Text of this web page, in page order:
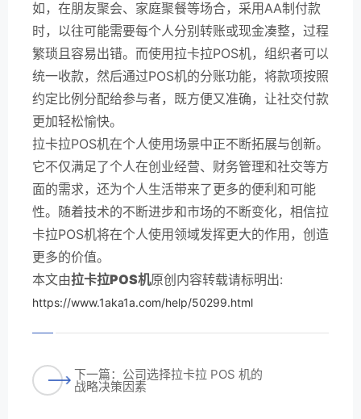
如，在朋友聚会、家庭聚餐等场合，采用AA制付款
时，以往可能需要每个人分别转账或现金凑整，过程
繁琐且容易出错。而使用拉卡拉POS机，组织者可以
统一收款，然后通过POS机的分账功能，将款项按照
约定比例分配给参与者，既方便又准确，让社交付款
更加轻松愉快。
拉卡拉POS机在个人使用场景中正不断拓展与创新。
它不仅满足了个人在创业经营、财务管理和社交等方
面的需求，还为个人生活带来了更多的便利和可能
性。随着技术的不断进步和市场的不断变化，相信拉
卡拉POS机将在个人使用领域发挥更大的作用，创造
更多的价值。
本文由拉卡拉POS机原创内容转载请标明出:
https://www.1aka1a.com/help/50299.html
下一篇：公司选择拉卡拉 POS 机的
战略决策因素